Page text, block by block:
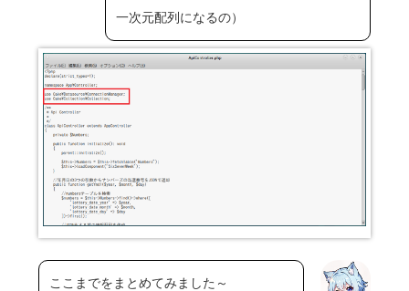
一次元配列になるの）
ここまでをまとめてみました～